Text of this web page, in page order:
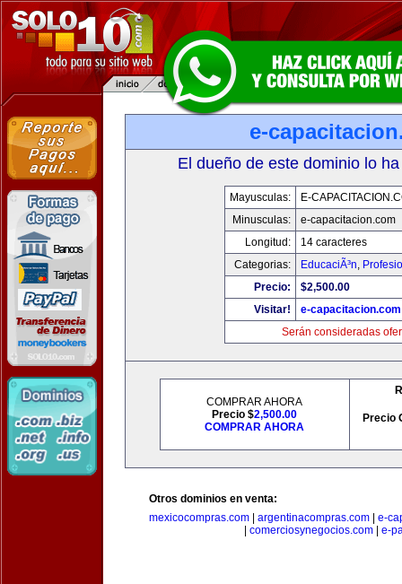
e-
El dueño de este dominio lo
Mayusculas:
E-
Minusculas:
e-capacitacion.com
Longitud:
14 caracteres
Categorias:
EducaciÃ³n,
Precio:
$2,500.00
Visitar!
e-capacitacion.com
Serán consideradas
COMPRAR AHORA
Precio $2,500.00
COMPRAR AHORA
Precio
Otros dominios en venta:
mexicocompras.com
argentinacompras.com
e-
comerciosynegocios.com e-